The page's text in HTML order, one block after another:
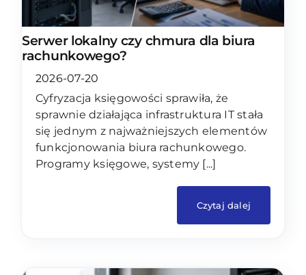
Serwer lokalny czy chmura dla biura
rachunkowego?
2026-07-20
Cyfryzacja księgowości sprawiła, że
sprawnie działająca infrastruktura IT stała
się jednym z najważniejszych elementów
funkcjonowania biura rachunkowego.
Programy księgowe, systemy [...]
Czytaj dalej